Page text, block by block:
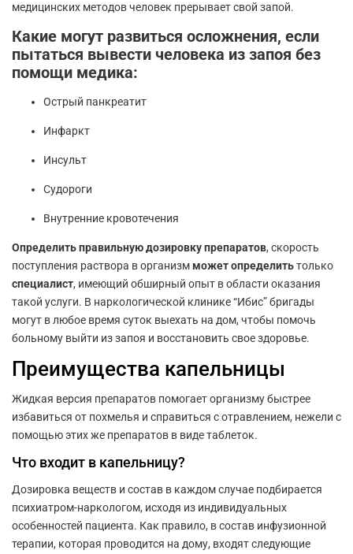
медицинских методов человек прерывает свой запой.
Какие могут развиться осложнения, если
пытаться вывести человека из запоя без
помощи медика:
Острый панкреатит
Инфаркт
Инсульт
Судороги
Внутренние кровотечения
Определить правильную дозировку препаратов, скорость
поступления раствора в организм может определитьтолько
специалист, имеющий обширный опыт в области оказания
такой услуги. В наркологической клинике “Ибис” бригады
могут в любое время суток выехать на дом, чтобы помочь
больному выйти из запоя и восстановить свое здоровье.
Преимущества капельницы
Жидкая версия препаратов помогает организму быстрее
избавиться от похмелья и справиться с отравлением, нежели с
помощью этих же препаратов в виде таблеток.
Что входит в капельницу?
Дозировка веществ и состав в каждом случае подбирается
психиатром-наркологом, исходя из индивидуальных
особенностей пациента. Как правило, в состав инфузионной
терапии, которая проводится на дому, входят следующие